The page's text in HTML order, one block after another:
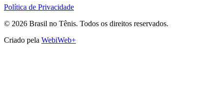
Política de Privacidade
© 2026 Brasil no Tênis. Todos os direitos reservados.
Criado pela WebiWeb+